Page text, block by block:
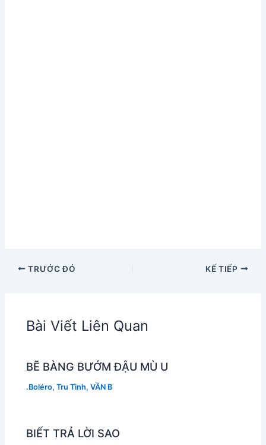
TRƯỚC ĐÓ KẾ TIẾP
Bài Viết Liên Quan
BẼ BÀNG BƯỚM ĐẬU MÙ U
.Boléro,Tru Tinh,VẦN B
BIẾT TRẢ LỜI SAO